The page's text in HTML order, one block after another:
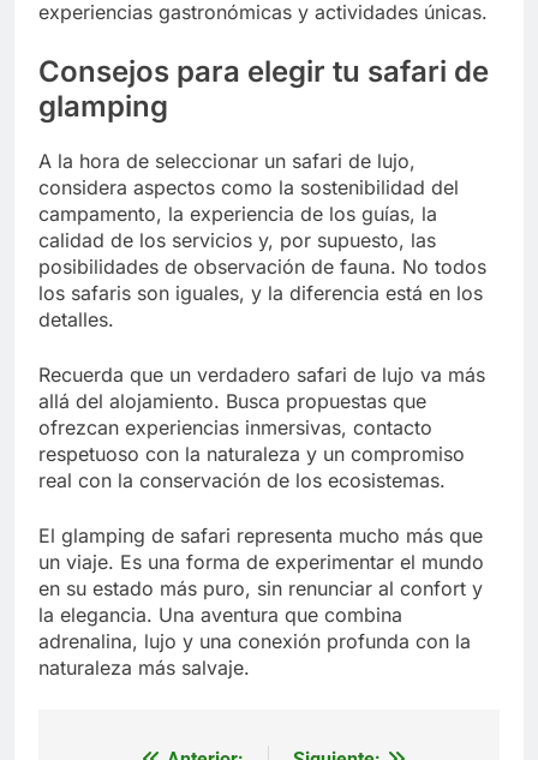
experiencias gastronómicas y actividades únicas.
Consejos para elegir tu safari de
glamping
A la hora de seleccionar un safari de lujo,
considera aspectos como la sostenibilidad del
campamento, la experiencia de los guías, la
calidad de los servicios y, por supuesto, las
posibilidades de observación de fauna. No todos
los safaris son iguales, y la diferencia está en los
detalles.
Recuerda que un verdadero safari de lujo va más
allá del alojamiento. Busca propuestas que
ofrezcan experiencias inmersivas, contacto
respetuoso con la naturaleza y un compromiso
real con la conservación de los ecosistemas.
El glamping de safari representa mucho más que
un viaje. Es una forma de experimentar el mundo
en su estado más puro, sin renunciar al confort y
la elegancia. Una aventura que combina
adrenalina, lujo y una conexión profunda con la
naturaleza más salvaje.